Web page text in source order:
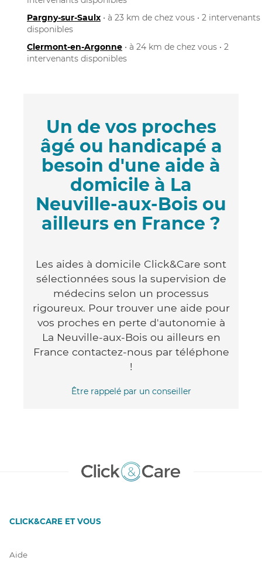
Pargny-sur-Saulx • à 23 km de chez vous • 2 intervenants
disponibles
Clermont-en-Argonne • à 24 km de chez vous • 2
intervenants disponibles
Un de vos proches
âgé ou handicapé a
besoin d'une aide à
domicile à La
Neuville-aux-Bois ou
ailleurs en France ?
Les aides à domicile Click&Care sont
sélectionnées sous la supervision de
médecins selon un processus
rigoureux. Pour trouver une aide pour
vos proches en perte d'autonomie à
La Neuville-aux-Bois ou ailleurs en
France contactez-nous par téléphone
!
Être rappelé par un conseiller
CLICK&CARE ET VOUS
Aide